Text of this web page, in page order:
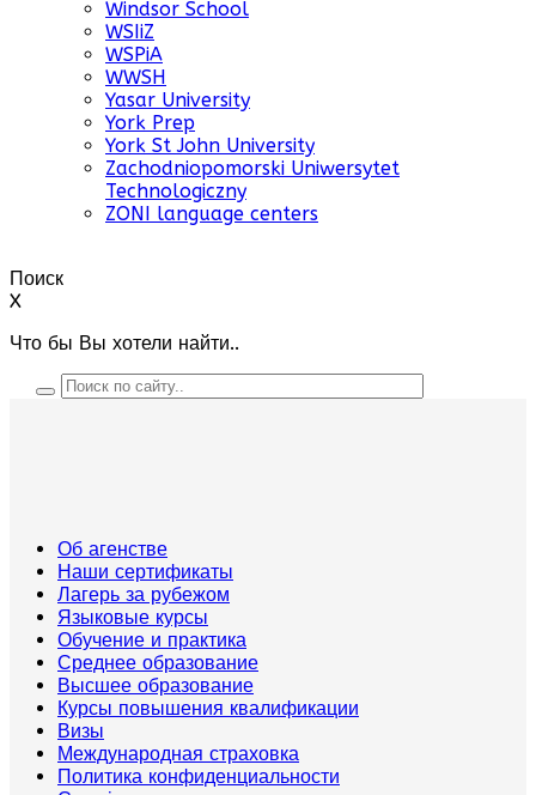
Windsor School
WSIiZ
WSPiA
WWSH
Yasar University
York Prep
York St John University
Zachodniopomorski Uniwersytet
Technologiczny
ZONI language centers
Поиск
X
Что бы Вы хотели найти..
Об агенстве
Наши сертификаты
Лагерь за рубежом
Языковые курсы
Обучение и практика
Среднее образование
Высшее образование
Курсы повышения квалификации
Визы
Международная страховка
Политика конфиденциальности